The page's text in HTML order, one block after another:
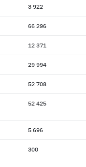
3 922
66 296
12 371
29 994
52 708
52 425
5 696
300